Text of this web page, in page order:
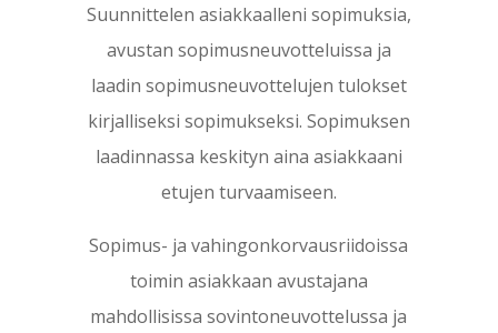
Suunnittelen asiakkaalleni sopimuksia,
avustan sopimusneuvotteluissa ja
laadin sopimusneuvottelujen tulokset
kirjalliseksi sopimukseksi. Sopimuksen
laadinnassa keskityn aina asiakkaani
etujen turvaamiseen.
Sopimus- ja vahingonkorvausriidoissa
toimin asiakkaan avustajana
mahdollisissa sovintoneuvottelussa ja